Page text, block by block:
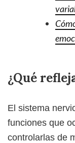
¿Qué
El sistema
funciones que
controlarlas de